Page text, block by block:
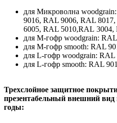
для Микроволна
9016, RAL 9006, RAL
6005, RAL 5010,RAL 3004,
для М-гофр woodgrain:
для М-гофр smooth: RAL
для L-гофр woodgrain:
для L-гофр smooth: RAL
Трехслойное защитное
презентабельный внешний вид
годы: